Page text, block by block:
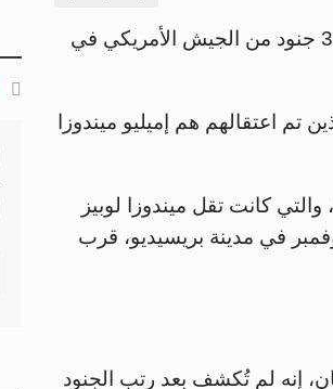
أعلن المدعي العام في ولاية تكساس، جيمي إسبارزا، عن توقيف 3 جنود من الجيش الأمريكي في
تم اعتقالهم هم إميليو ميندوزا
كانت تقل ميندوزا لوبيز
الجنسية)، واثنين من المواطنين من جواتيمالا في 27 نوفمبر في مدينة بريسيديو، قرب
إنه لم تُكشف بعد رتب الجنود